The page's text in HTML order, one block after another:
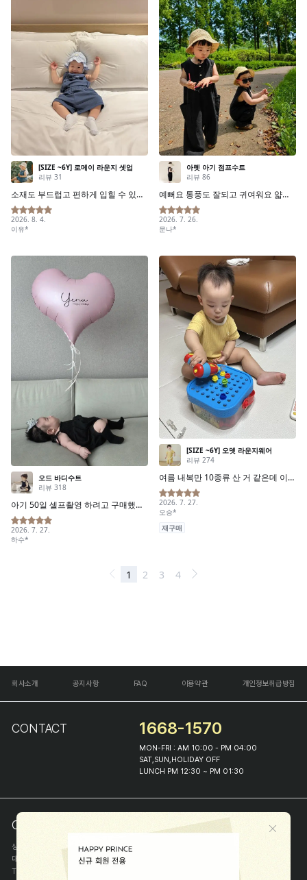
회사소개 공지사항 FAQ 이용약관 개인정보취급방침
CONTACT 1668-1570
MON-FRI : AM 10:00 - PM 04:00
SAT,SUN,HOLIDAY OFF
LUNCH PM 12:30 ~ PM 01:30
COMPANY INFO
상호
(주)해피프린스
대표
이화진
TEL